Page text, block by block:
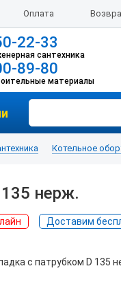
Оплата
22-33
сантехника
89-80
материалы
Котельное
нерж.
Доставим